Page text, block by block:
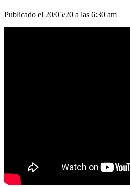
Publicado el 20/05/20 a las 6:30 am